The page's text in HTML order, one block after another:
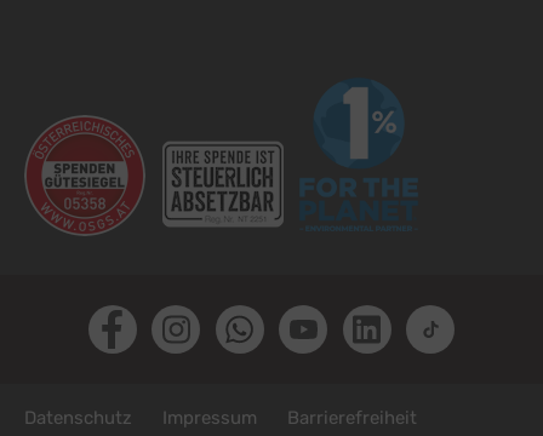
Datenschutz Impressum Barrierefreiheit